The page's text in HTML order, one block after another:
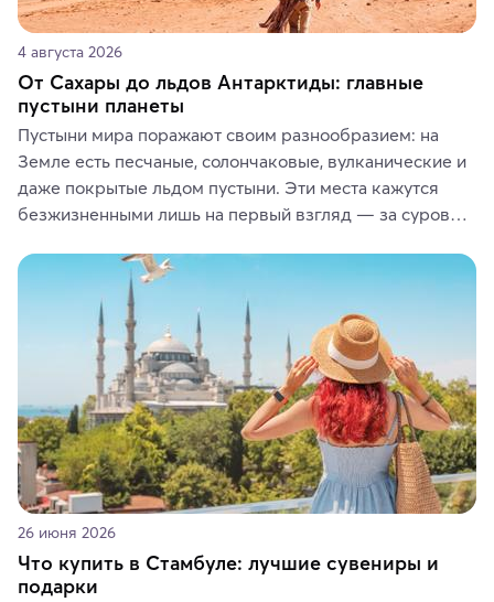
4 августа 2026
От Сахары до льдов Антарктиды: главные
пустыни планеты
Пустыни мира поражают своим разнообразием: на
Земле есть песчаные, солончаковые, вулканические и
даже покрытые льдом пустыни. Эти места кажутся
безжизненными лишь на первый взгляд — за суровой
животные и маршруты, которые дарят одни из самых
ярких впечатлений от путешествий.
26 июня 2026
Что купить в Стамбуле: лучшие сувениры и
подарки